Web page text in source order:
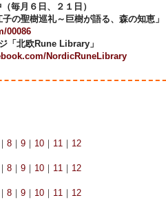
毎月６日、２１日）
の聖樹巡礼～巨樹が語る、森の知恵」
00086
「北欧Rune Library」
NordicRuneLibrary
｜ 8 ｜ 9 ｜ 10 ｜ 11 ｜ 12
｜ 8 ｜ 9 ｜ 10 ｜ 11 ｜ 12
｜ 8 ｜ 9 ｜ 10 ｜ 11 ｜ 12